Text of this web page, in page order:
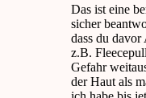
Das ist eine
sicher
dass du davor
z.B.
Gefahr
der Haut als